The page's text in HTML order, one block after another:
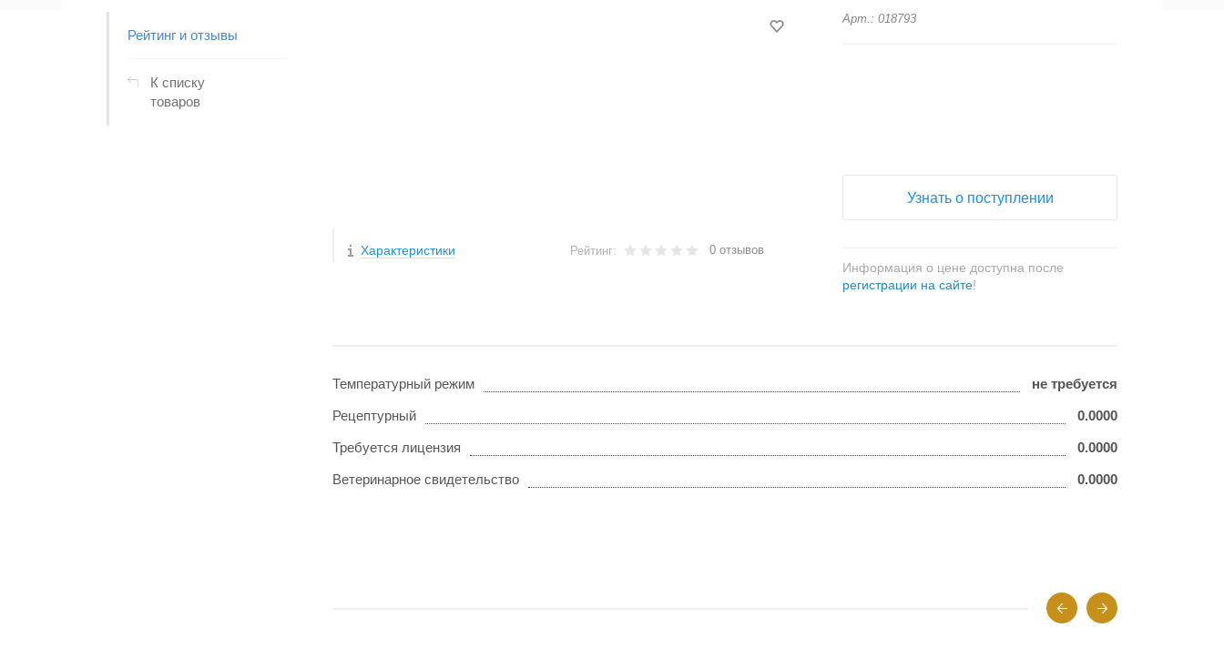
Рейтинг и отзывы
К списку
товаров
Характеристики Рейтинг: 0 отзывов
Арт.: 018793
Узнать о поступлении
Информация о цене доступна после
регистрации на сайте!
Температурный режим не требуется
Рецептурный 0.0000
Требуется лицензия 0.0000
Ветеринарное свидетельство 0.0000